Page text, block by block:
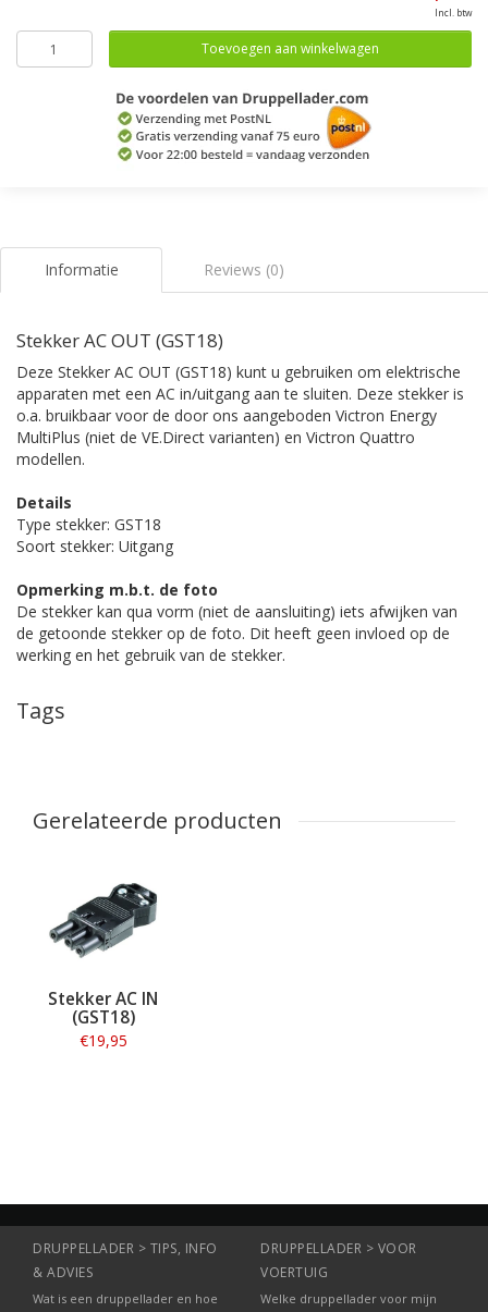
Incl. btw
Toevoegen aan winkelwagen
Informatie Reviews (0)
Stekker AC OUT (GST18)
Deze Stekker AC OUT (GST18) kunt u gebruiken om elektrische
apparaten met een AC in/uitgang aan te sluiten. Deze stekker is
o.a. bruikbaar voor de door ons aangeboden Victron Energy
MultiPlus (niet de VE.Direct varianten) en Victron Quattro
modellen.
Details
Type stekker: GST18
Soort stekker: Uitgang
Opmerking m.b.t. de foto
De stekker kan qua vorm (niet de aansluiting) iets afwijken van
de getoonde stekker op de foto. Dit heeft geen invloed op de
werking en het gebruik van de stekker.
Tags
Gerelateerde producten
Stekker AC IN
(GST18)
€19,95
DRUPPELLADER > TIPS, INFO
& ADVIES
Wat is een druppellader en hoe
DRUPPELLADER > VOOR
VOERTUIG
Welke druppellader voor mijn